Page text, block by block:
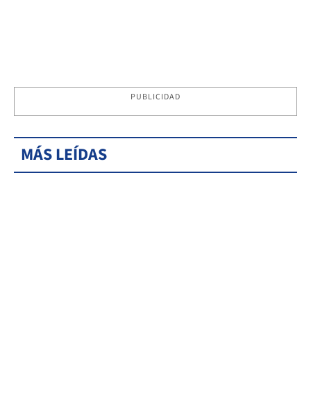
PUBLICIDAD
MÁS LEÍDAS